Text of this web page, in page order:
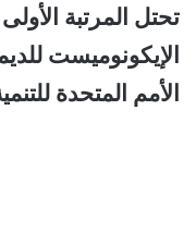
تحتل المرتبة
الإيكونوميست
الأمم المتحدة